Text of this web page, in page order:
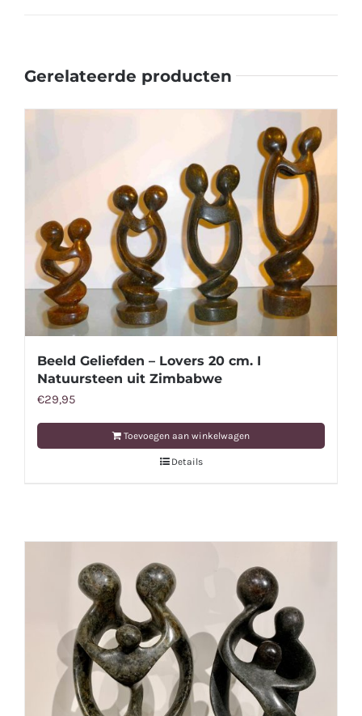
Gerelateerde producten
Beeld Geliefden – Lovers 20 cm. I
Natuursteen uit Zimbabwe
€29,95
Toevoegen aan winkelwagen
Details